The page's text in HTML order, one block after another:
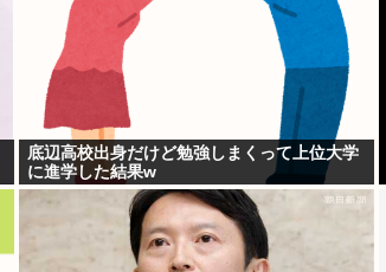
底辺高校出身だけど勉強しまくって上位大学
に進学した結果w